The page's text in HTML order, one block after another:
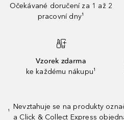
Očekávané doručení za 1 až 2
pracovní dny¹
Vzorek zdarma
ke každému nákupu¹
¹
Nevztahuje se na produkty
a Click & Collect Express